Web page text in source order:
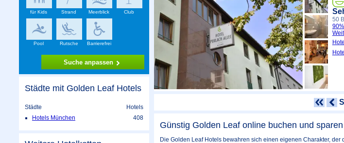
50
90%
Günstig Golden Leaf online buchen und sparen
Die Golden Leaf Hotels bewahren sich einen eigenen Charakter,
für Kids Strand Meerblick Club
Pool Rutsche Barrierefrei
Suche anpassen
Städte mit Golden Leaf Hotels
Städte
Hotels
Hotels München
408